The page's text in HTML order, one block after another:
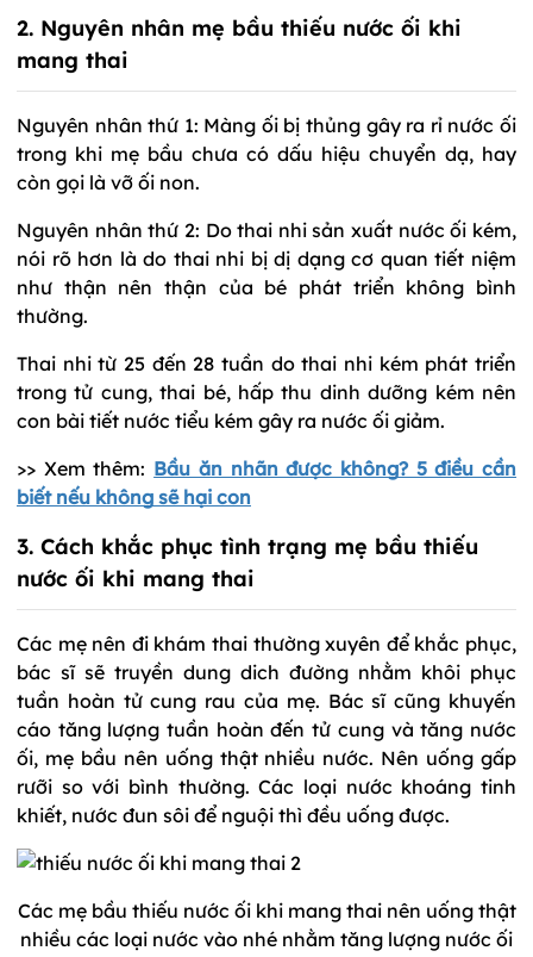
2. Nguyên nhân mẹ bầu thiếu nước ối khi
mang thai
Nguyên nhân thứ 1: Màng ối bị thủng gây ra rỉ nước ối
trong khi mẹ bầu chưa có dấu hiệu chuyển dạ, hay
còn gọi là vỡ ối non.
Nguyên nhân thứ 2: Do thai nhi sản xuất nước ối kém,
nói rõ hơn là do thai nhi bị dị dạng cơ quan tiết niệm
như thận nên thận của bé phát triển không bình
thường.
Thai nhi từ 25 đến 28 tuần do thai nhi kém phát triển
trong tử cung, thai bé, hấp thu dinh dưỡng kém nên
con bài tiết nước tiểu kém gây ra nước ối giảm.
>> Xem thêm: Bầu ăn nhãn được không? 5 điều cần
biết nếu không sẽ hại con
3. Cách khắc phục tình trạng mẹ bầu thiếu
nước ối khi mang thai
Các mẹ nên đi khám thai thường xuyên để khắc phục,
bác sĩ sẽ truyền dung dich đường nhằm khôi phục
tuần hoàn tử cung rau của mẹ. Bác sĩ cũng khuyến
cáo tăng lượng tuần hoàn đến tử cung và tăng nước
ối, mẹ bầu nên uống thật nhiều nước. Nên uống gấp
rưỡi so với bình thường. Các loại nước khoáng tinh
khiết, nước đun sôi để nguội thì đều uống được.
Các mẹ bầu thiếu nước ối khi mang thai nên uống thật
nhiều các loại nước vào nhé nhằm tăng lượng nước ối